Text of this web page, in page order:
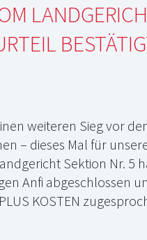
weiteren Sieg vor
– dieses Mal für
Sektion Nr. 5
Anfi abgeschlossen
KOSTEN